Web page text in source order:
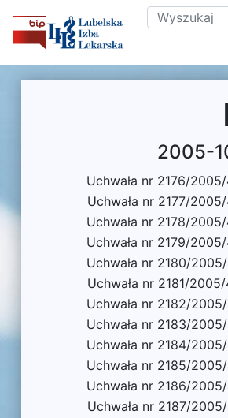
2005-
Uchwała nr 2176/
Uchwała nr 2177/
Uchwała nr 2178/
Uchwała nr 2179/
Uchwała nr 2180/
Uchwała nr 2181/
Uchwała nr 2182/
Uchwała nr 2183/
Uchwała nr 2184/
Uchwała nr 2185/
Uchwała nr 2186/
Uchwała nr 2187/